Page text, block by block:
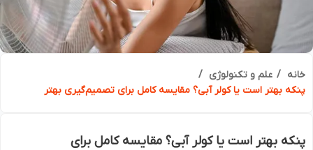
علم و تکنولوژی
بهتر است یا کولر آبی؟ مقایسه کامل برای تصمیم‌گیری بهتر
بهتر است یا کولر آبی؟ مقایسه کامل برای